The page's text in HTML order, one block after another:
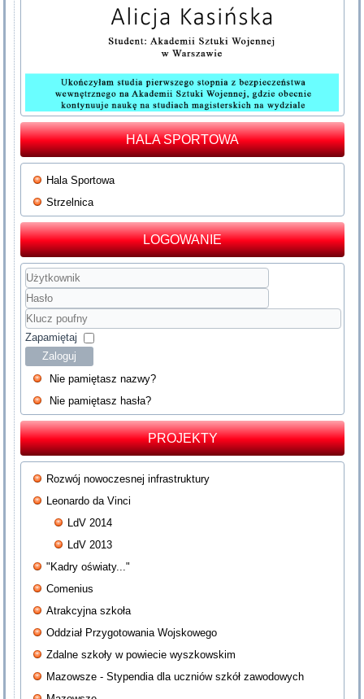
HALA SPORTOWA
Hala Sportowa
Strzelnica
LOGOWANIE
Użytkownik
Hasło
Klucz
poufny
Zapamiętaj
Zaloguj
Nie pamiętasz nazwy?
Nie pamiętasz hasła?
PROJEKTY
Rozwój nowoczesnej infrastruktury
Leonardo da Vinci
LdV 2014
LdV 2013
"Kadry oświaty..."
Comenius
Atrakcyjna szkoła
Oddział Przygotowania Wojskowego
Zdalne szkoły w powiecie wyszkowskim
Mazowsze - Stypendia dla uczniów szkół zawodowych